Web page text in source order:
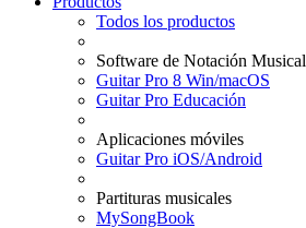
Todos los productos
Software de Notación Musical
Guitar Pro 8 Win/macOS
Guitar Pro Educación
Aplicaciones móviles
Guitar Pro iOS/Android
Partituras musicales
MySongBook